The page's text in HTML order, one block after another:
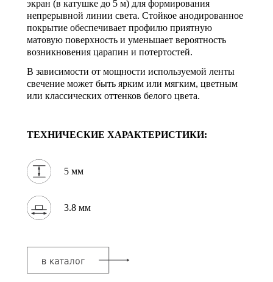
экран (в катушке до 5 м) для формирования
непрерывной линии света. Стойкое анодированное
покрытие обеспечивает профилю приятную
матовую поверхность и уменьшает вероятность
возникновения царапин и потертостей.
В зависимости от мощности используемой ленты
свечение может быть ярким или мягким, цветным
или классических оттенков белого цвета.
ТЕХНИЧЕСКИЕ ХАРАКТЕРИСТИКИ:
5 мм
3.8 мм